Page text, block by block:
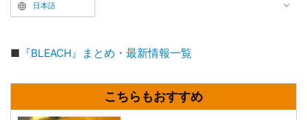
日本語
■ 『BLEACH』まとめ・最新情報一覧